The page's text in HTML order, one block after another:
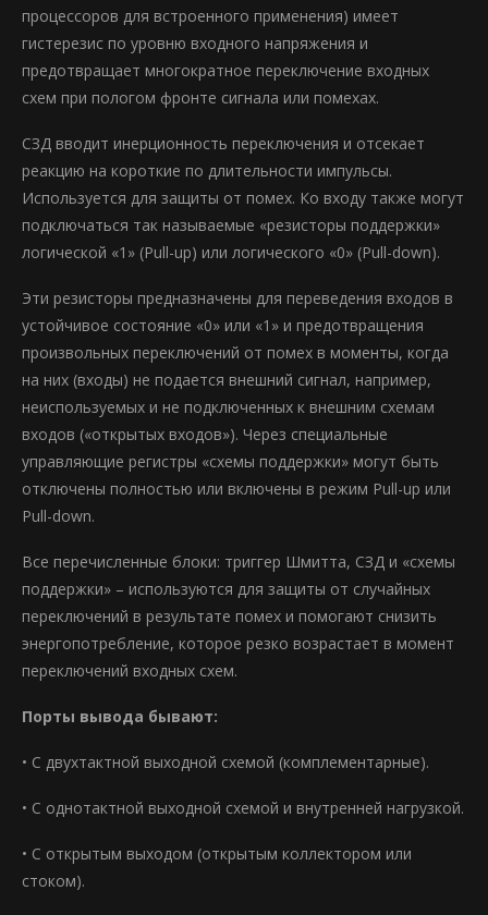
процессоров для встроенного применения) имеет
гистерезис по уровню входного напряжения и
предотвращает многократное переключение входных
схем при пологом фронте сигнала или помехах.
СЗД вводит инерционность переключения и отсекает
реакцию на короткие по длительности импульсы.
Используется для защиты от помех. Ко входу также могут
подключаться так называемые «резисторы поддержки»
логической «1» (Pull-up) или логического «0» (Pull-down).
Эти резисторы предназначены для переведения входов в
устойчивое состояние «0» или «1» и предотвращения
произвольных переключений от помех в моменты, когда
на них (входы) не подается внешний сигнал, например,
неиспользуемых и не подключенных к внешним схемам
входов («открытых входов»). Через специальные
управляющие регистры «схемы поддержки» могут быть
отключены полностью или включены в режим Pull-up или
Pull-down.
Все перечисленные блоки: триггер Шмитта, СЗД и «схемы
поддержки» – используются для защиты от случайных
переключений в результате помех и помогают снизить
энергопотребление, которое резко возрастает в момент
переключений входных схем.
Порты вывода бывают:
• С двухтактной выходной схемой (комплементарные).
• С однотактной выходной схемой и внутренней нагрузкой.
• С открытым выходом (открытым коллектором или
стоком).